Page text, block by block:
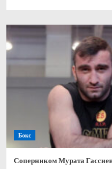
Бокс
Соперником Мурата